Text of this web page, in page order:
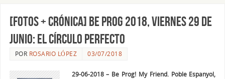
[FOTOS + CRÓNICA] Be Prog 2018, viernes 29 de
junio: el círculo perfecto
POR ROSARIO LÓPEZ 03/07/2018
29-06-2018 – Be Prog! My Friend. Poble Espanyol,